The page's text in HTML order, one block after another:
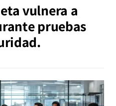
vulnera a
pruebas